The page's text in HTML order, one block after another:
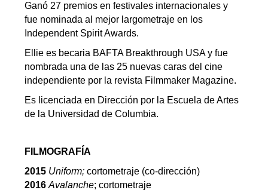
Ganó 27 premios en festivales internacionales y
fue nominada al mejor largometraje en los
Independent Spirit Awards.
Ellie es becaria BAFTA Breakthrough USA y fue
nombrada una de las 25 nuevas caras del cine
independiente por la revista Filmmaker Magazine.
Es licenciada en Dirección por la Escuela de Artes
de la Universidad de Columbia.
FILMOGRAFÍA
2015 Uniform; cortometraje (co-dirección)
2016Avalanche; cortometraje